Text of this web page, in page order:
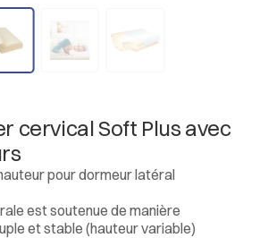
cervical Soft Plus avec
pour dormeur latéral
est soutenue de manière
et stable (hauteur variable)